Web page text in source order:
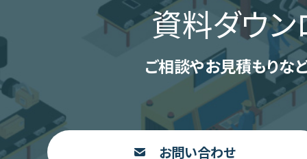
資料ダウン
ご相談やお見積もりなど
お問い合わせ